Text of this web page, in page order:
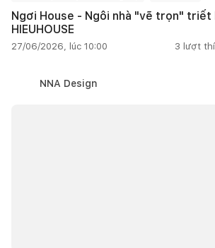
Ngơi House - Ngôi nhà "vẽ trọn" triết
HIEUHOUSE
27/06/2026, lúc 10:00 3 lượt
NNA Design